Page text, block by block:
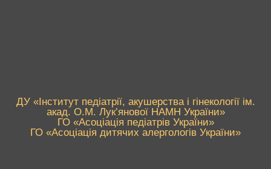
ДУ «Інститут педіатрії, акушерства і гінекології ім.
акад. О.М. Лук’янової НАМН України»
ГО «Асоціація педіатрів України»
ГО «Асоціація дитячих алергологів України»